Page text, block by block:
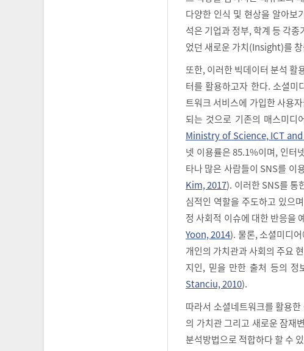
다양한 인식 및 현상을 알아보
석은 기업과 정부, 학계 등 각
었던 새로운 가치(Insight)를
또한, 이러한 빅데이터 분석
터를 활용하고자 한다. 소셜
트워크 서비스에 가입한 사용
되는 것으로 기존의 매스미디
Ministry of Science, ICT
넷 이용률은 85.1%이며, 인터
타나 많은 사람들이 SNS를 이
Kim, 2017). 이러한 SNS를 통
심적인 역할을 주도하고 있으
정 사회적 이슈에 대한 반응을
Yoon, 2014). 물론, 소셜미디
개인의 가치관과 사회의 주요
지인, 믿을 만한 출처 등의 정
Stanciu, 2010).
따라서 소셜네트워크를 활용
의 가치관 그리고 새로운 잠재
분석방법으로 적합하다 할 수